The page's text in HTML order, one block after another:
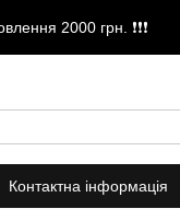
2000 грн. ❗❗❗
Контактна інформація